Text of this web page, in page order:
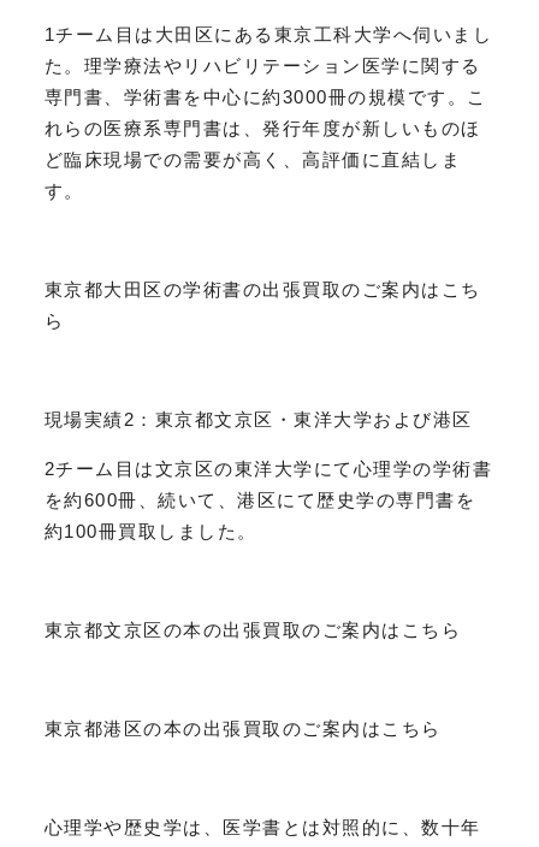
1チーム目は大田区にある東京工科大学へ伺いまし
た。理学療法やリハビリテーション医学に関する
専門書、学術書を中心に約3000冊の規模です。こ
れらの医療系専門書は、発行年度が新しいものほ
ど臨床現場での需要が高く、高評価に直結しま
す。
東京都大田区の学術書の出張買取のご案内はこち
ら
現場実績2：東京都文京区・東洋大学および港区
2チーム目は文京区の東洋大学にて心理学の学術書
を約600冊、続いて、港区にて歴史学の専門書を
約100冊買取しました。
東京都文京区の本の出張買取のご案内はこちら
東京都港区の本の出張買取のご案内はこちら
心理学や歴史学は、医学書とは対照的に、数十年